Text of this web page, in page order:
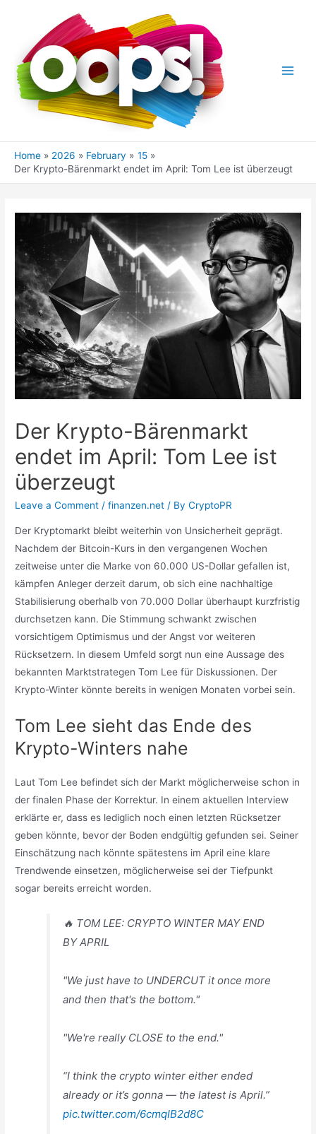
Home 2026 February
15
Der Krypto-Bärenmarkt endet im April: Tom Lee ist überzeugt
Der Krypto-Bärenmarkt
endet im April: Tom Lee ist
überzeugt
Leave a Comment /finanzen.net / ByCryptoPR
Der Kryptomarkt bleibt weiterhin von Unsicherheit geprägt.
Nachdem der Bitcoin-Kurs in den vergangenen Wochen
zeitweise unter die Marke von 60.000 US-Dollar gefallen ist,
kämpfen Anleger derzeit darum, ob sich eine nachhaltige
Stabilisierung oberhalb von 70.000 Dollar überhaupt kurzfristig
durchsetzen kann. Die Stimmung schwankt zwischen
vorsichtigem Optimismus und der Angst vor weiteren
Rücksetzern. In diesem Umfeld sorgt nun eine Aussage des
bekannten Marktstrategen Tom Lee für Diskussionen. Der
Krypto-Winter könnte bereits in wenigen Monaten vorbei sein.
Tom Lee sieht das Ende des
Krypto-Winters nahe
Laut Tom Lee befindet sich der Markt möglicherweise schon in
der finalen Phase der Korrektur. In einem aktuellen Interview
erklärte er, dass es lediglich noch einen letzten Rücksetzer
geben könnte, bevor der Boden endgültig gefunden sei. Seiner
Einschätzung nach könnte spätestens im April eine klare
Trendwende einsetzen, möglicherweise sei der Tiefpunkt
sogar bereits erreicht worden.
🔥 TOM LEE: CRYPTO WINTER MAY END
BY APRIL
"We just have to UNDERCUT it once more
and then that's the bottom."
"We're really CLOSE to the end."
“I think the crypto winter either ended
already or it’s gonna — the latest is April.”
pic.twitter.com/6cmqIB2d8C